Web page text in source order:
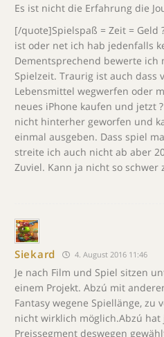
Es ist nicht die Erfahrung die
[/quote]Spielspaß = Zeit = Geld
ist oder net ich hab jedenfalls
Dementsprechend bewerte
Spielzeit. Traurig ist auch dass
Lebensmittel wegwerfen oder
neues iPhone kaufen und jetzt
nicht hinterher geworfen und
einmal ausgeben. Dass spiel
streite ich auch nicht ab aber
Zuviel. Kann ja nicht so schwer
Siekard 4. August 2016 11:46
Je nach Film und Spiel sitzen
einem Projekt. Abzú mit
Fantasy wegene Spiellänge, zu
nicht wirklich möglich.Abzú hat
Preissegment deswegen